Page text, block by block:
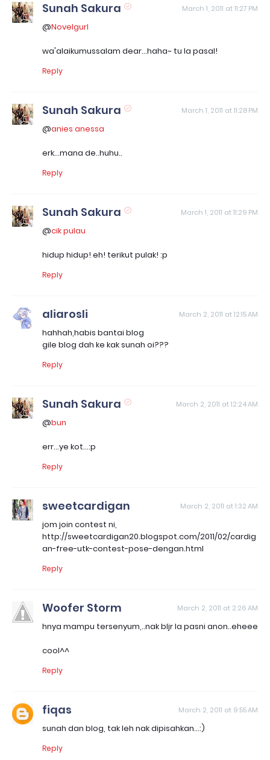
Sunah Sakura March 1, 2011 at 11:27 PM
@Novelgurl
wa'alaikumussalam dear...haha~ tu la pasal!
Reply
Sunah Sakura March 1, 2011 at 11:28 PM
@anies anessa
erk...mana de..huhu..
Reply
Sunah Sakura March 1, 2011 at 11:29 PM
@cik pulau
hidup hidup! eh! terikut pulak! :p
Reply
aliarosli March 2, 2011 at 12:15 AM
hahhah,habis bantai blog
gile blog dah ke kak sunah oi???
Reply
Sunah Sakura March 2, 2011 at 12:24 AM
@bun
err...ye kot...:p
Reply
sweetcardigan March 2, 2011 at 1:32 AM
jom join contest ni,
http://sweetcardigan20.blogspot.com/2011/02/cardig
an-free-utk-contest-pose-dengan.html
Reply
Woofer Storm March 2, 2011 at 2:26 AM
hnya mampu tersenyum,..nak bljr la pasni anon..eheee
cool^^
Reply
fiqas March 2, 2011 at 9:55 AM
sunah dan blog, tak leh nak dipisahkan...:)
Reply